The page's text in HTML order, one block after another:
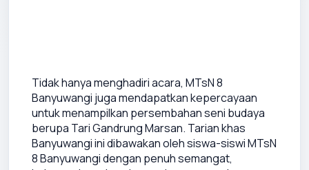
Tidak hanya menghadiri acara, MTsN 8
Banyuwangi juga mendapatkan kepercayaan
untuk menampilkan persembahan seni budaya
berupa Tari Gandrung Marsan. Tarian khas
Banyuwangi ini dibawakan oleh siswa-siswi MTsN
8 Banyuwangi dengan penuh semangat,